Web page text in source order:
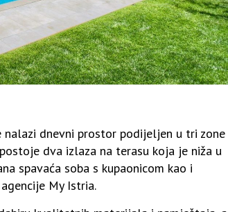
dnevni prostor podijeljen u tri zone
dva izlaza na terasu koja je niža u
spavaća soba s kupaonicom kao i
My Istria.